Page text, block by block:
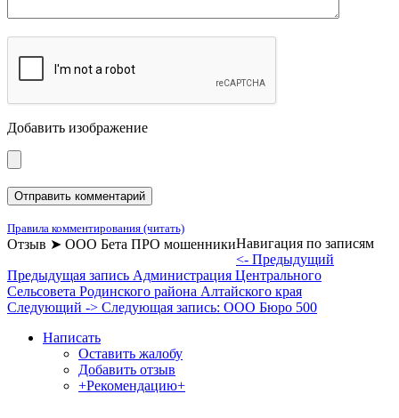
Добавить изображение
Правила комментирования (читать)
Отзыв ➤ ООО Бета ПРО мошенникиНавигация по записям
<- Предыдущий
Предыдущая запись Администрация Центрального
Сельсовета Родинского района Алтайского края
Следующий -> Следующая запись: ООО Бюро 500
Написать
Оставить жалобу
Добавить отзыв
+Рекомендацию+